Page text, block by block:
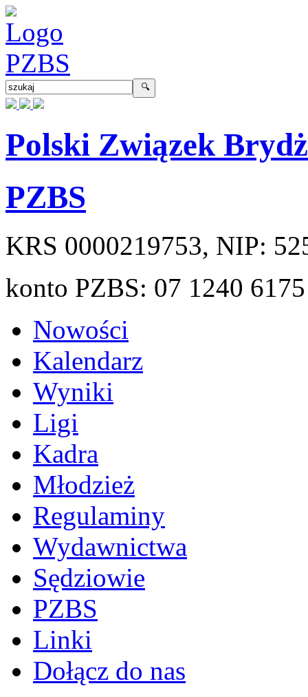
Polski Związek
PZBS
KRS 0000219753, NIP:
konto PZBS: 07 1240
Nowości
Kalendarz
Wyniki
Ligi
Kadra
Młodzież
Regulaminy
Wydawnictwa
Sędziowie
PZBS
Linki
Dołącz do nas